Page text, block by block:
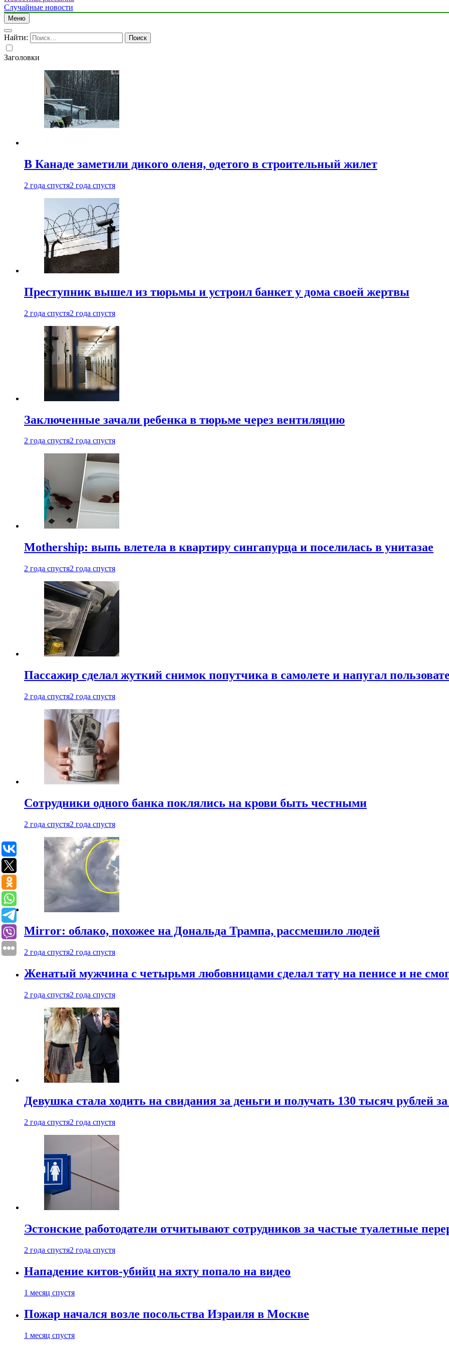
Случайные новости
Меню
Найти:
Заголовки
В Канаде заметили дикого оленя, одетого в строительный жилет
2 года спустя2 года спустя
Преступник вышел из тюрьмы и устроил банкет у дома своей жертвы
2 года спустя2 года спустя
Заключенные зачали ребенка в тюрьме через вентиляцию
2 года спустя2 года спустя
Mothership: выпь влетела в квартиру сингапурца и поселилась в унитазае
2 года спустя2 года спустя
Пассажир сделал жуткий снимок попутчика в самолете и напугал
2 года спустя2 года спустя
Сотрудники одного банка поклялись на крови быть честными
2 года спустя2 года спустя
Mirror: облако, похожее на Дональда Трампа, рассмешило людей
2 года спустя2 года спустя
Женатый мужчина с четырьмя любовницами сделал тату на пенисе и не
2 года спустя2 года спустя
Девушка стала ходить на свидания за деньги и получать 130 тысяч рублей
2 года спустя2 года спустя
Эстонские работодатели отчитывают сотрудников за частые туалетные
2 года спустя2 года спустя
Нападение китов-убийц на яхту попало на видео
1 месяц спустя
Пожар начался возле посольства Израиля в Москве
1 месяц спустя